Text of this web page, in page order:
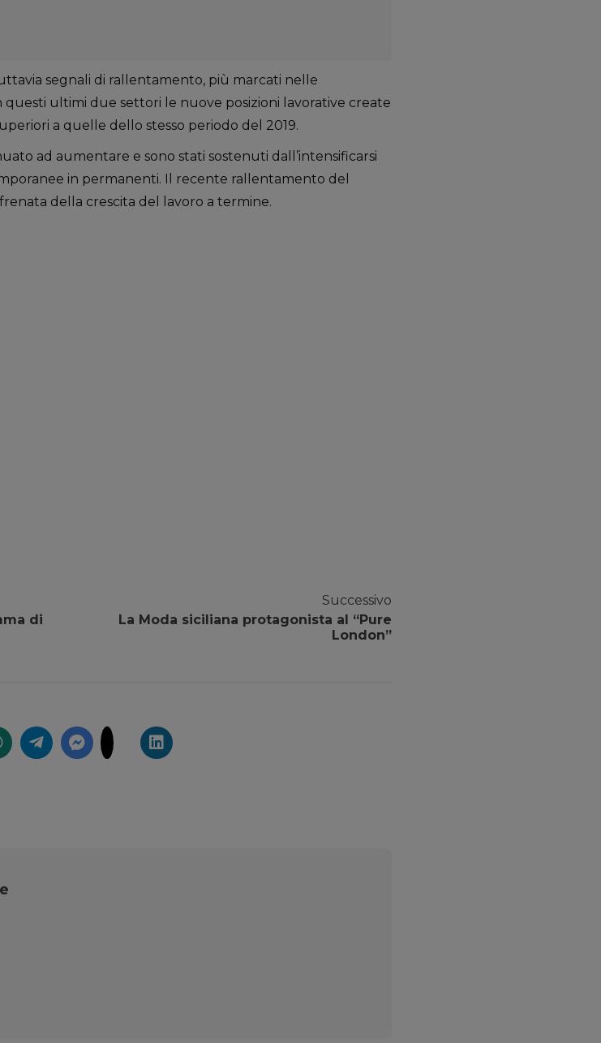
segnali di rallentamento, più marcati nelle
ultimi due settori le nuove posizioni lavorative create
a quelle dello stesso periodo del 2019.
ad aumentare e sono stati sostenuti dall’intensificarsi
in permanenti. Il recente rallentamento del
della crescita del lavoro a termine.
di
Successivo
La Moda siciliana protagonista al “Pure
London”